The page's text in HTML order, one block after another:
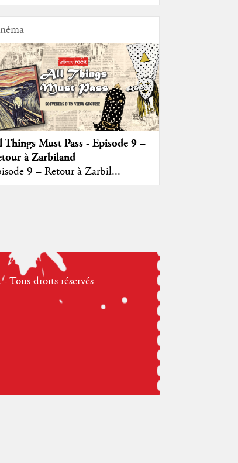
Things Must Pass - Episode 9 –
à Zarbiland
9 – Retour à Zarbil...
droits réservés